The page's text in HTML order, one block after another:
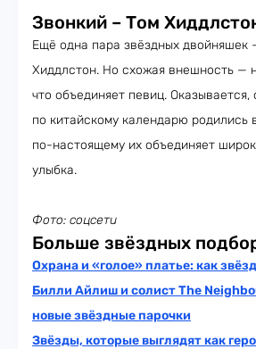
Звонкий – Том
Ещё одна пара звёздных двойняшек
Хиддлстон. Но схожая внешность —
что объединяет певиц. Оказывается,
по китайскому календарю родились
по-настоящему их объединяет
улыбка.
Фото: соцсети
Больше звёздных
Охрана и «голое» платье: как
Билли Айлиш и солист The
новые звёздные парочки
Звёзды, которые выглядят как